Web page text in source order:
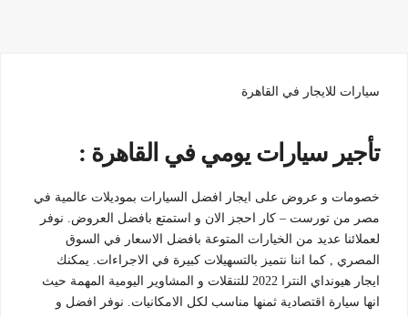
سيارات للايجار في القاهرة
تأجير سيارات يومي في القاهرة :
خصومات و عروض على ايجار افضل السيارات بموديلات عالمية في
مصر من تورست – كار احجز الان و استمتع بافضل العروض. نوفر
لعملائنا عديد من الخيارات المتوعة بافضل الاسعار في السوق
المصري , كما اننا نتميز بالتسهيلات كبيرة في الاجراءات. يمكنك
ايجار هيونداي النترا 2022 للتنقلات و المشاوير اليومية المهمة حيث
انها سيارة اقتصادية ثمنها مناسب لكل الامكانيات. نوفر افضل و